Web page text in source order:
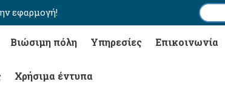
εφαρμογή!
Βιώσιμη πόλη Υπηρεσίες Επικοινωνία
Χρήσιμα έντυπα